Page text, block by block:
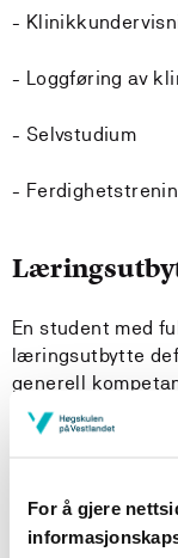
For å gjere
-
- Loggføring av
- Selvstudium
-
En student med
læringsutbytte
generell
Kunnskap:
har avanserte
fødsel sett fra